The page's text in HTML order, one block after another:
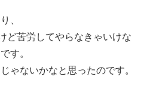
、
ど苦労してやらなきゃいけな
す。
ゃないかなと思ったのです。